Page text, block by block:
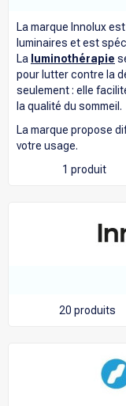
La marque Innolux
luminaires et est
La luminothérapie
pour lutter contre la
seulement : elle
la qualité du sommeil.
La marque propose
votre usage.
1 produit
20 produits